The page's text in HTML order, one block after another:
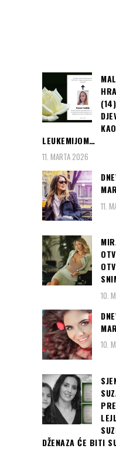
LEUKEMIJOM…
11. MARTA 2026
11.
10.
10.
DŽENAZA ĆE BITI